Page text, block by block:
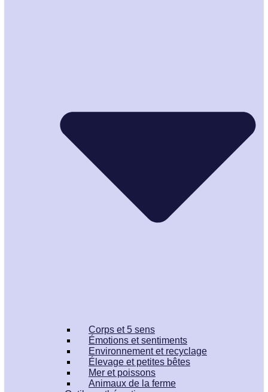
Corps et 5 sens
Émotions et sentiments
Environnement et recyclage
Élevage et petites bêtes
Mer et poissons
Animaux de la ferme